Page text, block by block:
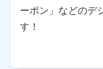
個人情報の第三
ーポン」などのデ
す！